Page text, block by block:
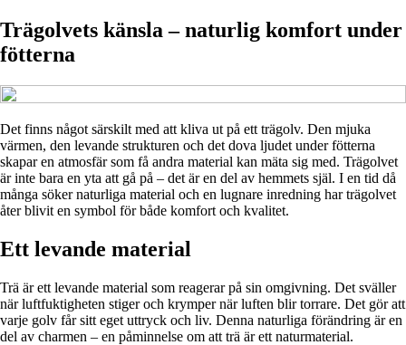
Trägolvets känsla – naturlig komfort under
fötterna
Det finns något särskilt med att kliva ut på ett trägolv. Den mjuka
värmen, den levande strukturen och det dova ljudet under fötterna
skapar en atmosfär som få andra material kan mäta sig med. Trägolvet
är inte bara en yta att gå på – det är en del av hemmets själ. I en tid då
många söker naturliga material och en lugnare inredning har trägolvet
åter blivit en symbol för både komfort och kvalitet.
Ett levande material
Trä är ett levande material som reagerar på sin omgivning. Det sväller
när luftfuktigheten stiger och krymper när luften blir torrare. Det gör att
varje golv får sitt eget uttryck och liv. Denna naturliga förändring är en
del av charmen – en påminnelse om att trä är ett naturmaterial.